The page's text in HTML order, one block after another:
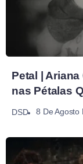
Petal |
nas Pétalas
DSD 8 De Agosto